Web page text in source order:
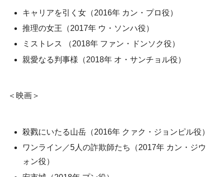
キャリアを引く女（2016年 カン・プロ役）
推理の女王（2017年 ウ・ソンハ役）
ミストレス （2018年 ファン・ドンソク役）
親愛なる判事様（2018年 オ・サンチョル役）
＜映画＞
殺戮にいたる山岳（2016年 クァク・ジョンピル役）
ワンライン／5人の詐欺師たち（2017年 カン・ジウ
ォン役）